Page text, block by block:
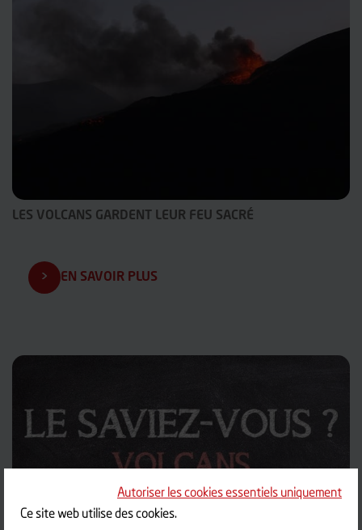
Autoriser les cookies essentiels uniquement
Ce site web utilise des cookies.
LES VOLCANS GARDENT LEUR FEU SACRÉ
EN SAVOIR PLUS